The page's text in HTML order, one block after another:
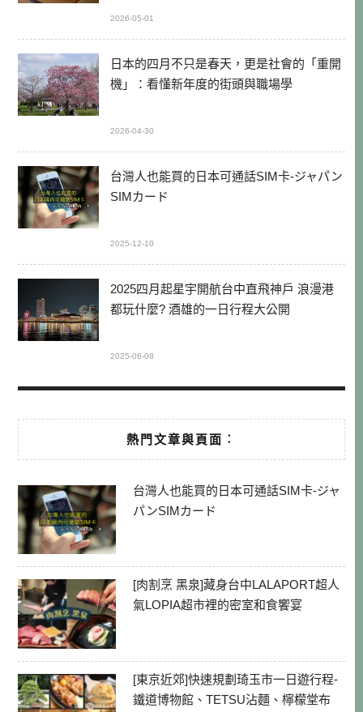
2026-05-01
日本的四月不只是春天，更是社會的「重開
機」：看懂新年度的街頭與職場學
2026-04-30
台灣人也能買的日本可通話SIM卡-ジャパン
SIMカード
2025-12-10
2025四月起星宇開航台中直飛神戶 浪漫港
都玩什麼? 酒雄的一日行程大公開
2025-06-08
熱門文章與頁面︰
台灣人也能買的日本可通話SIM卡-ジャ
パンSIMカード
[肉割烹 黑泉]藏身台中LALAPORT超人
氣LOPIA超市裡的密室和食饗宴
[東京近郊]快速規劃琦玉市一日遊行程-
鐵道博物館、TETSU沾麵、檸檬堂布